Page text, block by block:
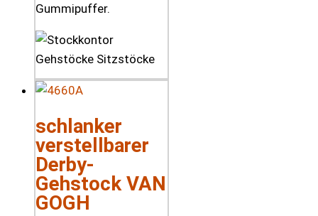
Gummipuffer.
schlanker
verstellbarer
Derby-
Gehstock VAN
GOGH